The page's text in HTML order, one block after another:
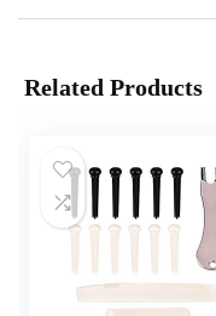
Related Products